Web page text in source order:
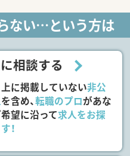
ない…という方は
相談する
に掲載していない非公
を含め、転職のプロがあな
望に沿って求人をお探
！